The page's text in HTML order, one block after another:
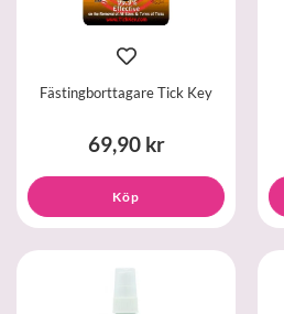
Fästingborttagare Tick Key
69,90 kr
Köp